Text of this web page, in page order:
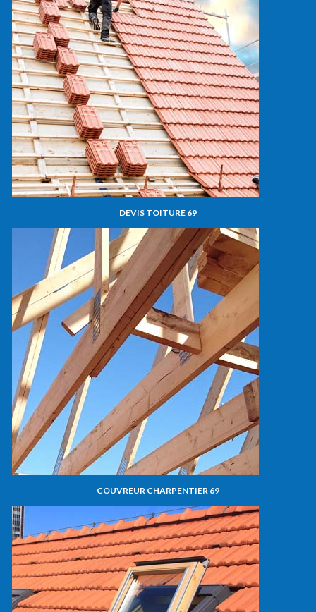
DEVIS TOITURE 69
COUVREUR CHARPENTIER 69